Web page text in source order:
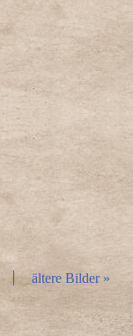
ältere Bilder »